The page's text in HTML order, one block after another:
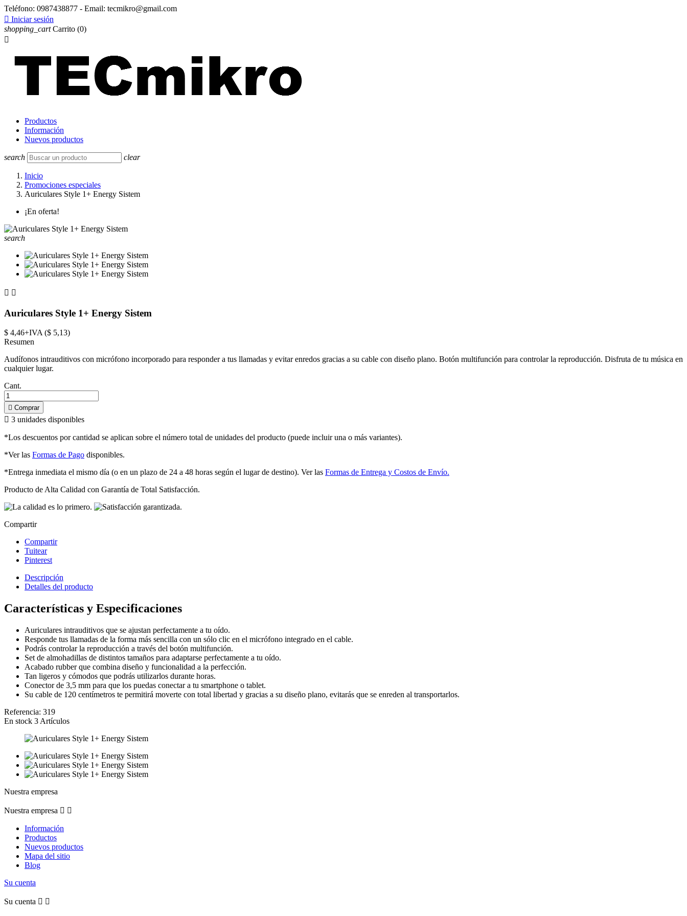
Teléfono: 0987438877 - Email: tecmikro@gmail.com
 Iniciar sesión
shopping_cart Carrito (0)

Productos
Información
Nuevos productos
search clear
Inicio
Promociones especiales
Auriculares Style 1+ Energy Sistem
¡En oferta!
search
 
Auriculares Style 1+ Energy Sistem
$ 4,46+IVA ($ 5,13)
Resumen
Audífonos intrauditivos con micrófono incorporado para responder a tus llamadas y evitar enredos gracias a su cable con diseño plano. Botón multifunción para controlar la reproducción. Disfruta de tu música en
cualquier lugar.
Cant.
 Comprar
 3 unidades disponibles
*Los descuentos por cantidad se aplican sobre el número total de unidades del producto (puede incluir una o más variantes).
*Ver las Formas de Pago disponibles.
*Entrega inmediata el mismo día (o en un plazo de 24 a 48 horas según el lugar de destino). Ver las Formas de Entrega y Costos de Envío.
Producto de Alta Calidad con Garantía de Total Satisfacción.
Compartir
Compartir
Tuitear
Pinterest
Descripción
Detalles del producto
Características y Especificaciones
Auriculares intrauditivos que se ajustan perfectamente a tu oído.
Responde tus llamadas de la forma más sencilla con un sólo clic en el micrófono integrado en el cable.
Podrás controlar la reproducción a través del botón multifunción.
Set de almohadillas de distintos tamaños para adaptarse perfectamente a tu oído.
Acabado rubber que combina diseño y funcionalidad a la perfección.
Tan ligeros y cómodos que podrás utilizarlos durante horas.
Conector de 3,5 mm para que los puedas conectar a tu smartphone o tablet.
Su cable de 120 centímetros te permitirá moverte con total libertad y gracias a su diseño plano, evitarás que se enreden al transportarlos.
Referencia: 319
En stock 3 Artículos
Nuestra empresa
Nuestra empresa  
Información
Productos
Nuevos productos
Mapa del sitio
Blog
Su cuenta
Su cuenta  